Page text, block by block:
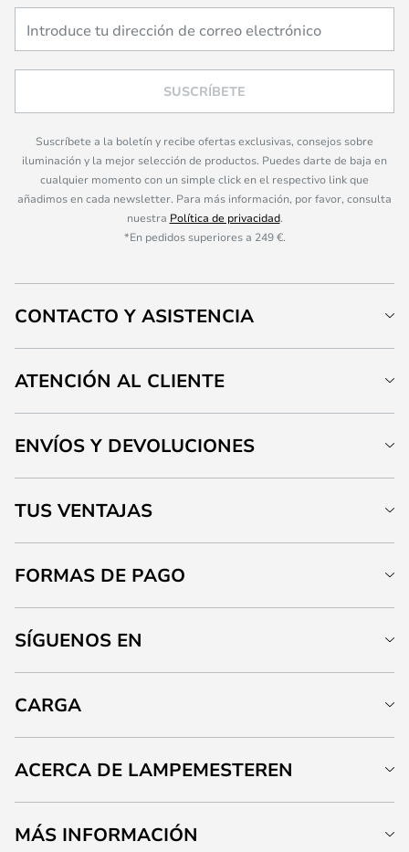
SUSCRÍBETE
Suscríbete a la boletín y recibe ofertas exclusivas, consejos sobre
iluminación y la mejor selección de productos. Puedes darte de baja en
cualquier momento con un simple click en el respectivo link que
añadimos en cada newsletter. Para más información, por favor, consulta
nuestra Política de privacidad.
*En pedidos superiores a 249 €.
CONTACTO Y ASISTENCIA
ATENCIÓN AL CLIENTE
ENVÍOS Y DEVOLUCIONES
TUS VENTAJAS
FORMAS DE PAGO
SÍGUENOS EN
CARGA
ACERCA DE LAMPEMESTEREN
MÁS INFORMACIÓN